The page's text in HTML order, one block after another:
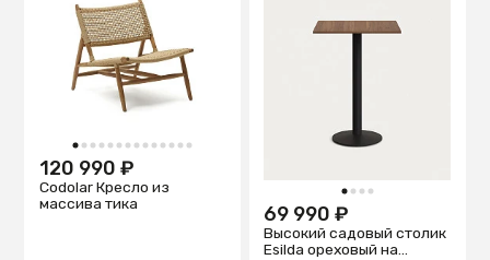
1 2 3 4 5 6 7 8 9 1011121314
120 990 ₽
Codolar Кресло из
массива тика
1 2 3 4
69 990 ₽
Высокий садовый столик
Esilda ореховый на